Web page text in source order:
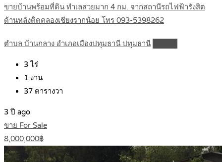
ขายบ้านพร้อมที่ดิน ทำเลสวยมาก 4 กม. จากสถานีรถไฟฟ้ารังสิต
ด้านหลังติดคลองเชียงรากน้อย โทร 093-5398262
ตำบล บ้านกลาง อำเภอเมืองปทุมธานี ปทุมธานี
3ไร่
1 งาน
37 ตารางวา
3 ปี ago
ขาย For Sale
8,000,000฿